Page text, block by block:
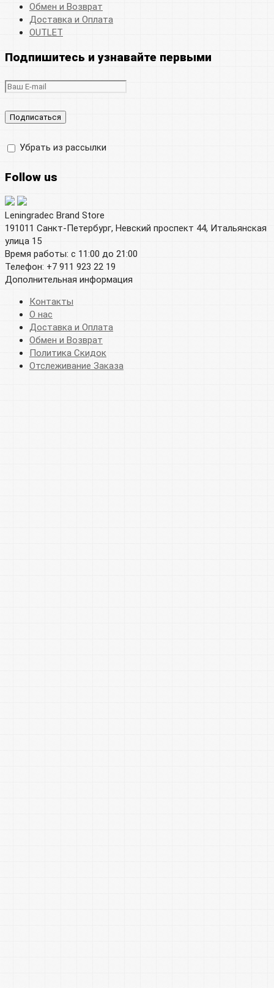
Обмен и Возврат
Доставка и Оплата
OUTLET
Подпишитесь и узнавайте первыми
Убрать из рассылки
Follow us
Leningradec Brand Store
191011 Санкт-Петербург, Невский проспект 44, Итальянская
улица 15
Время работы: с 11:00 до 21:00
Телефон: +7 911 923 22 19
Дополнительная информация
Контакты
О нас
Доставка и Оплата
Обмен и Возврат
Политика Скидок
Отслеживание Заказа